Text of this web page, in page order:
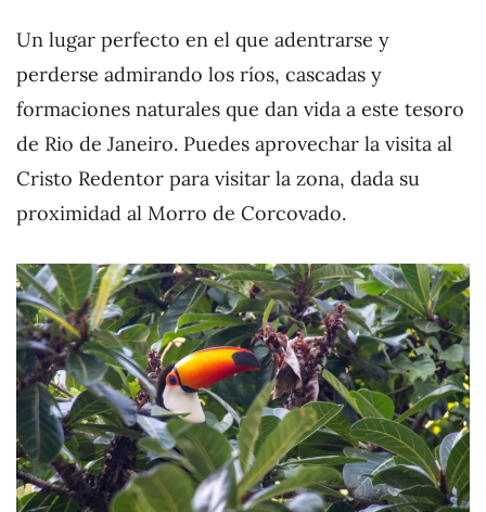
Un lugar perfecto en el que adentrarse y
perderse admirando los ríos, cascadas y
formaciones naturales que dan vida a este tesoro
de Rio de Janeiro. Puedes aprovechar la visita al
Cristo Redentor para visitar la zona, dada su
proximidad al Morro de Corcovado.